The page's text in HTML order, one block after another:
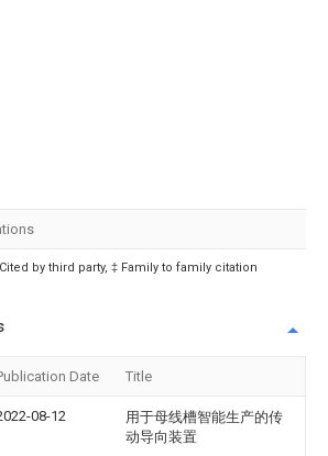
by third party, ‡ Family to family citation
Date Title
08-12
用于母线槽智能生产的传
动导向装置